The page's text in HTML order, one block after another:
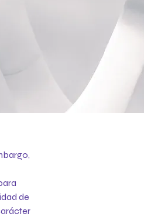
de